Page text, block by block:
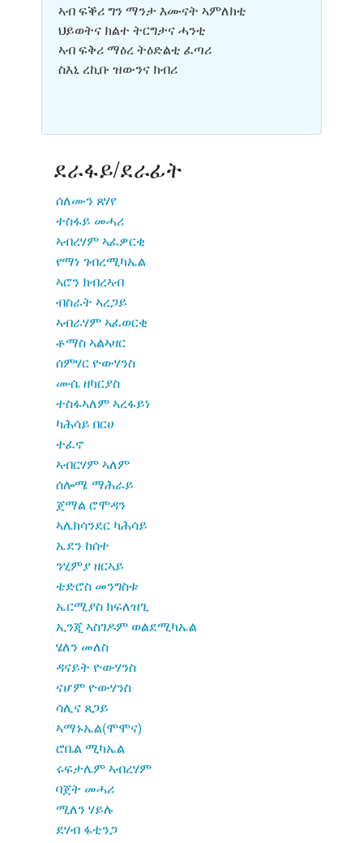
ኣብ ፍቕሪ ግን ማንታ እሙናት ኣምለክቲ
ህይወትና ክልተ ትርግታና ሓንቲ
ኣብ ፍቅሪ ማዕረ ትዕድልቲ ፈጣሪ
ስእኒ ረኪቡ ዝውንና ክብሪ
ደራፋይ/ደራፊት
ሰለሙን ጸሃየ
ተስፋይ መሓሪ
ኣብረሃም ኣፈዎርቂ
የማነ ገብረሚካኤል
ኣሮን ክብረኣብ
ብስራት ኣረጋይ
ኣብራሃም ኣፈወርቂ
ቶማስ ኣልኣዛር
ሰምሃር ዮውሃንስ
ሙሴ ዘካርያስ
ተስፋኣለም ኣረፋይነ
ካሕሳይ በርሀ
ተፈኖ
ኣብርሃም ኣለም
ሰሎሜ ማሕራይ
ጀማል ሮሞዳን
ኣሌክሳንደር ካሕሳይ
ኤደን ከሰተ
ንሂምያ ዘርኣይ
ቴድሮስ መንግስቱ
ኤርሚያስ ክፍለዝጊ
ኢንጂ ኣስገዶም ወልደሚካኤል
ሄለን መለስ
ዳናይት ዮውሃንስ
ናሆም ዮውሃንስ
ሳሊና ጸጋይ
ኣማኑኤል(ሞሞና)
ሮቤል ሚካኤል
ሩፍታሌም ኣብረሃም
ባጀት መሓሪ
ሚለን ሃይሉ
ደሃብ ፋቲንጋ